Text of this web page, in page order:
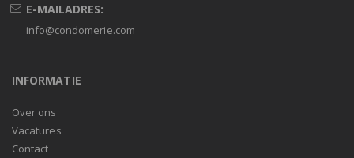
E-MAILADRES:
info@condomerie.com
INFORMATIE
Over ons
Vacatures
Contact